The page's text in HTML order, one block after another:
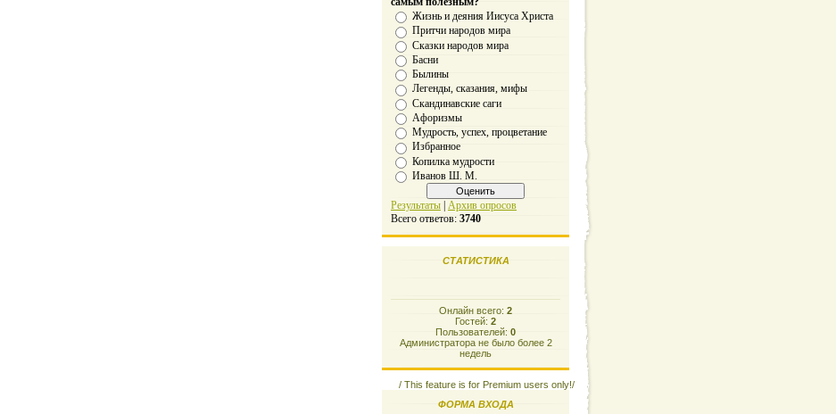
Жизнь и деяния Иисуса Христа
Притчи народов мира
Сказки народов мира
Басни
Былины
Легенды, сказания, мифы
Скандинавские саги
Афоризмы
Мудрость, успех, процветание
Избранное
Копилка мудрости
Иванов Ш. М.
Результаты Архив опросов
Всего ответов: 3740
СТАТИСТИКА
Онлайн всего: 2
Гостей: 2
Пользователей: 0
Администратора не было более 2
недель
/ This feature is for Premium users only!/
ФОРМА ВХОДА